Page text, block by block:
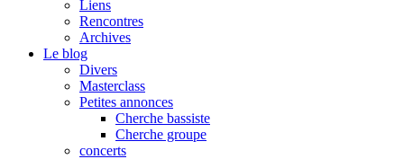
Liens
Rencontres
Archives
Le blog
Divers
Masterclass
Petites annonces
Cherche bassiste
Cherche groupe
concerts